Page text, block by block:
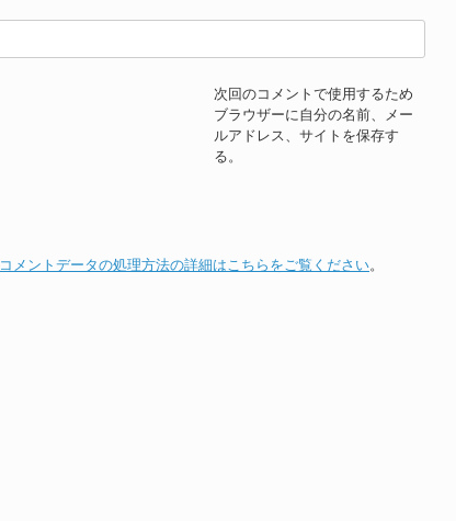
次回のコメントで使用するため
ブラウザーに自分の名前、メー
ルアドレス、サイトを保存す
る。
コメントデータの処理方法の詳細はこちらをご覧ください。